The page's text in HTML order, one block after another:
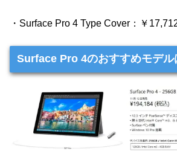
・Surface Pro 4 Type Cover：￥
Surface Pro 4のおすすめモデル